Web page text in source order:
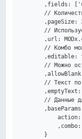
,fields:
//
,pageSize:
//
,url:
// Комбо
,editable:
// Можно
// Текст
// Данные
action:
        }